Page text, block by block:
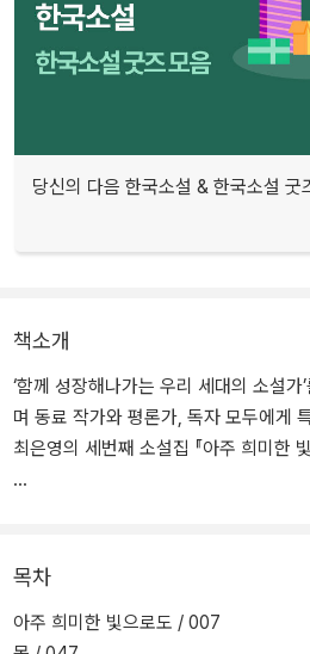
당신의 다음 한국소설 & 한국소설 굿
책소개
‘함께 성장해나가는 우리 세대의 소설
며 동료 작가와 평론가, 독자 모두에게
최은영의 세번째 소설집 『아주 희미한
관계 맺기가 어떻게 사회적인 맥락을 얻
주하는 일이 어떻게 재생과 회복의 과정
목차
아주 희미한 빛으로도 / 007